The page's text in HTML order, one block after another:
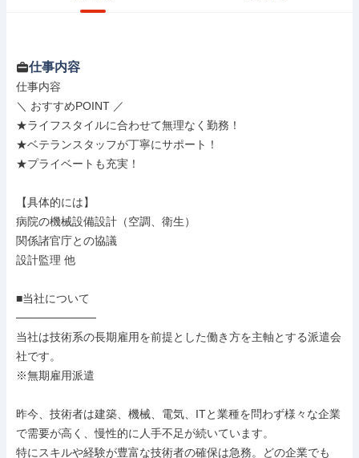
仕事内容
仕事内容
＼ おすすめPOINT ／
★ライフスタイルに合わせて無理なく勤務！
★ベテランスタッフが丁寧にサポート！
★プライベートも充実！
【具体的には】
病院の機械設備設計（空調、衛生）
関係諸官庁との協議
設計監理 他
■当社について
──────────
当社は技術系の長期雇用を前提とした働き方を主軸とする派遣会
社です。
※無期雇用派遣
昨今、技術者は建築、機械、電気、ITと業種を問わず様々な企業
で需要が高く、慢性的に人手不足が続いています。
特にスキルや経験が豊富な技術者の確保は急務。どの企業でも